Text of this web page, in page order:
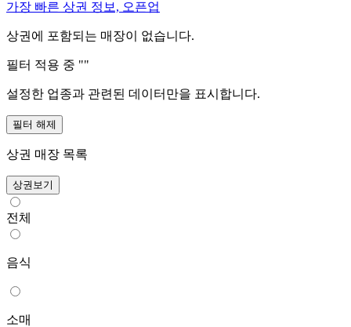
가장 빠른 상권 정보, 오픈업
상권에 포함되는 매장이 없습니다.
필터 적용 중 ""
설정한 업종과 관련된 데이터만을 표시합니다.
필터 해제
상권 매장 목록
상권보기
전체
음식
소매